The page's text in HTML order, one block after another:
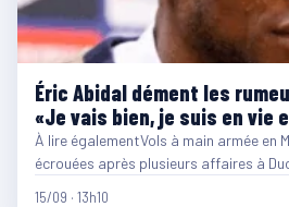
Éric Abidal dément les
«Je vais bien, je suis en vie
À lire égalementVols à main armée en
écrouées après plusieurs affaires à
15/09 · 13h10